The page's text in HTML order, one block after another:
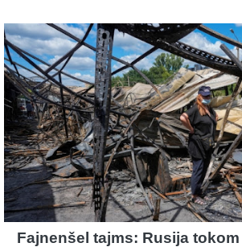
Fajnenšel tajms: Rusija